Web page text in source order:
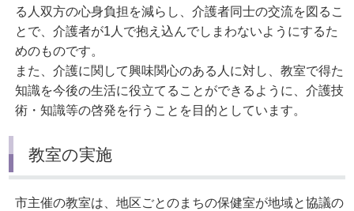
る人双方の心身負担を減らし、介護者同士の交流を図るこ
とで、介護者が1人で抱え込んでしまわないようにするた
めのものです。
また、介護に関して興味関心のある人に対し、教室で得た
知識を今後の生活に役立てることができるように、介護技
術・知識等の啓発を行うことを目的としています。
教室の実施
市主催の教室は、地区ごとのまちの保健室が地域と協議の